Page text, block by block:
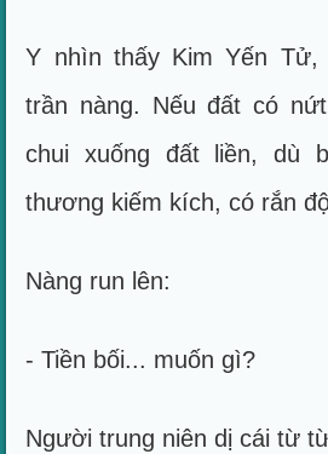
Y nhìn thấy Kim Yến
trần nàng. Nếu đất có
chui xuống đất liền, dù
thương kiếm kích, có rắn
Nàng run lên:
- Tiền bối... muốn gì?
Người trung niên dị cái từ